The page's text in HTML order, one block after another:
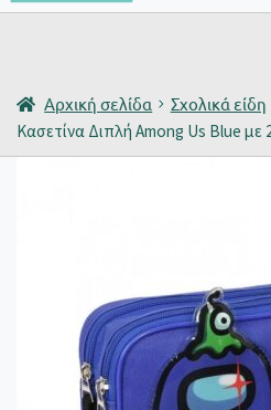
Αρχική σελίδα Σχολικά είδη
Κασετίνα Διπλή Among Us Blue με